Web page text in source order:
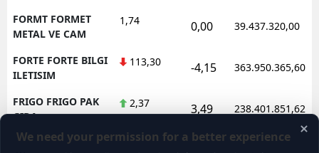
FORMT FORMET
METAL VE CAM
1,74 0,00 39.437.320,00
FORTE FORTE BILGI
ILETISIM
113,30 -4,15 363.950.365,60
FRIGO FRIGO PAK
GIDA
2,37 3,49 238.401.851,62
FRMPL FORMUL
35,76